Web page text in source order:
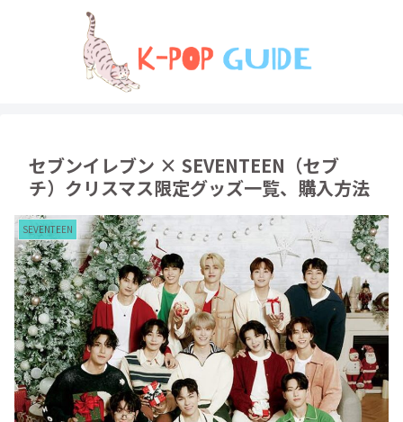
セブンイレブン × SEVENTEEN（セブ
チ）クリスマス限定グッズ一覧、購入方法
SEVENTEEN